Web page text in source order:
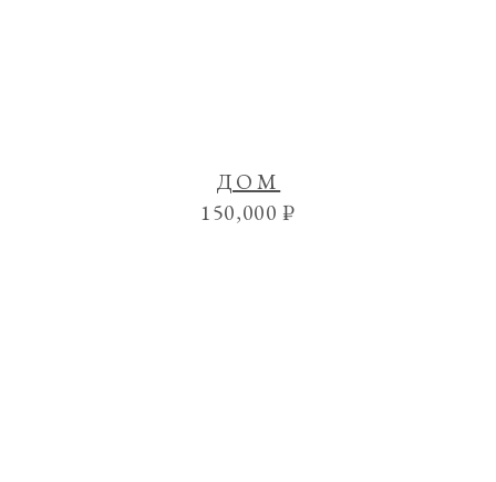
ДОМ
150,000₽